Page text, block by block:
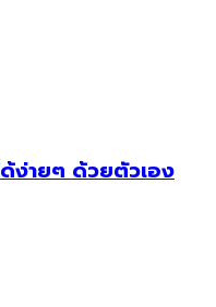
ง่ายๆ ด้วยตัวเอง